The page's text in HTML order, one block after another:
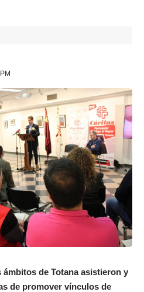
de Totana asistieron y
de promover vínculos de